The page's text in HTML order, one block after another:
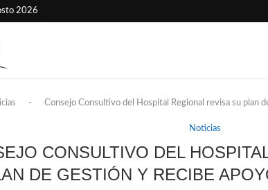
2026
- Consejo Consultivo del Hospital Regional revisa su plan
Noticias
CONSULTIVO DEL
DE GESTIÓN Y RECIBE